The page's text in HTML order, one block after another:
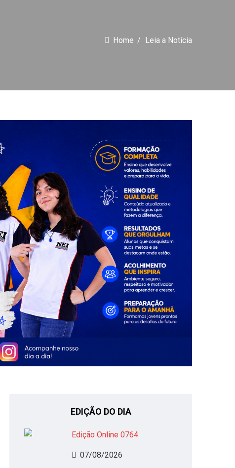
Home Leia a Notícia
EDIÇÃO DO DIA
07/08/2026